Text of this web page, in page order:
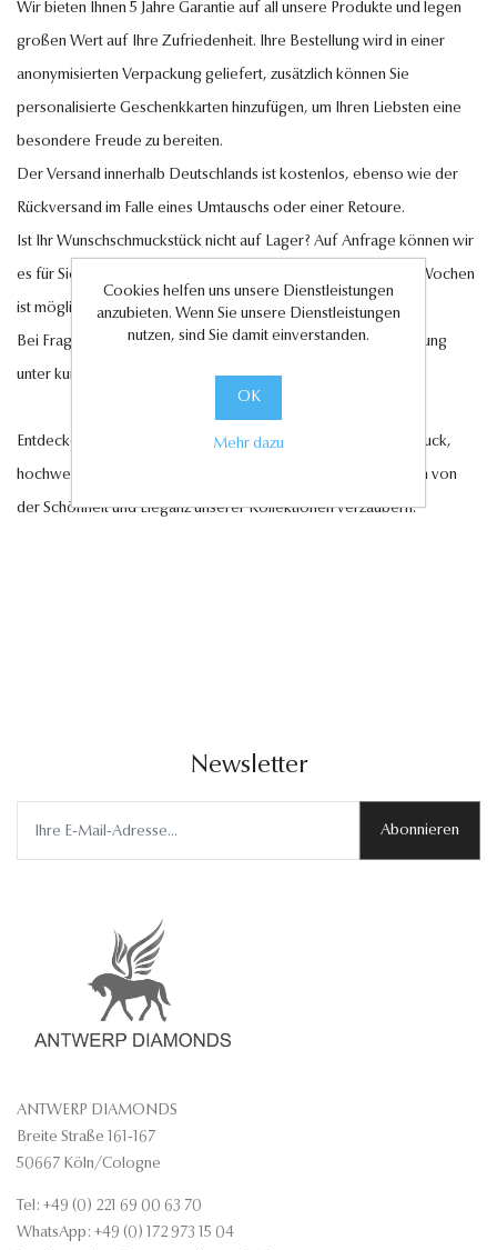
Wir bieten Ihnen 5 Jahre Garantie auf all unsere Produkte und legen
großen Wert auf Ihre Zufriedenheit. Ihre Bestellung wird in einer
anonymisierten Verpackung geliefert, zusätzlich können Sie
personalisierte Geschenkkarten hinzufügen, um Ihren Liebsten eine
besondere Freude zu bereiten.
Der Versand innerhalb Deutschlands ist kostenlos, ebenso wie der
Rückversand im Falle eines Umtauschs oder einer Retoure.
Ist Ihr Wunschschmuckstück nicht auf Lager? Auf Anfrage können wir
es für Sie anfertigen lassen. Eine Lieferung innerhalb von 6-7 Wochen
ist möglich.
Bei Fragen steht Ihnen unser Kundenservice gerne zur Verfügung
unter kundenservice@antwerp-diamonds.de.
Entdecken Sie jetzt unsere exquisite Auswahl an Diamantschmuck,
hochwertigen Edelsteinen und edlen Perlen und lassen Sie sich von
der Schönheit und Eleganz unserer Kollektionen verzaubern.
Newsletter
Abonnieren
ANTWERP DIAMONDS
Breite Straße 161-167
50667 Köln/Cologne
Tel: +49 (0) 221 69 00 63 70
WhatsApp: +49 (0) 172 973 15 04
Cookies helfen uns unsere Dienstleistungen
anzubieten. Wenn Sie unsere Dienstleistungen
nutzen, sind Sie damit einverstanden.
OK
Mehr dazu